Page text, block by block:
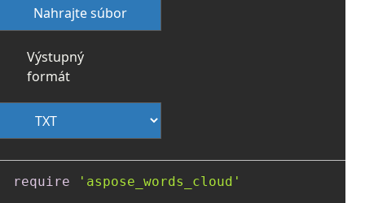
Nahrajte súbor
Výstupný
formát
require
'aspose_words_cloud'